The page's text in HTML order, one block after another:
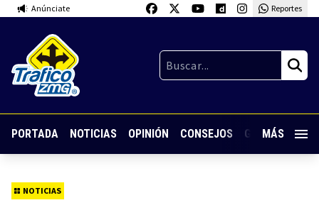
Anúnciate Reportes
PORTADA NOTICIAS OPINIÓN CONSEJOS GUARDIA
MÁS
NOTICIAS